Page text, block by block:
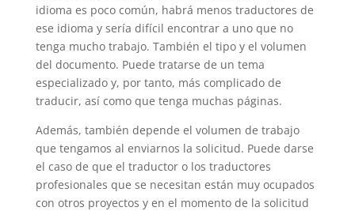
idioma es poco común, habrá menos traductores de
ese idioma y sería difícil encontrar a uno que no
tenga mucho trabajo. También el tipo y el volumen
del documento. Puede tratarse de un tema
especializado y, por tanto, más complicado de
traducir, así como que tenga muchas páginas.
Además, también depende el volumen de trabajo
que tengamos al enviarnos la solicitud. Puede darse
el caso de que el traductor o los traductores
profesionales que se necesitan están muy ocupados
con otros proyectos y en el momento de la solicitud